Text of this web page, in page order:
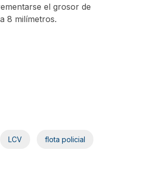
el grosor de
8 milímetros.
LCV flota policial